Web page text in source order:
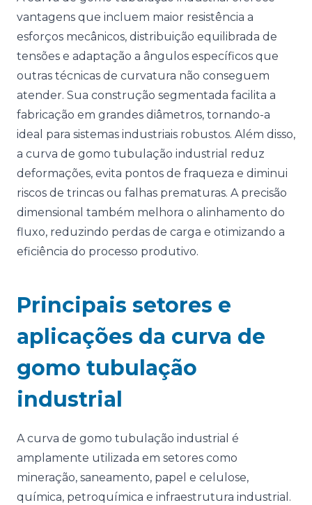
vantagens que incluem maior resistência a
esforços mecânicos, distribuição equilibrada de
tensões e adaptação a ângulos específicos que
outras técnicas de curvatura não conseguem
atender. Sua construção segmentada facilita a
fabricação em grandes diâmetros, tornando-a
ideal para sistemas industriais robustos. Além disso,
a curva de gomo tubulação industrial reduz
deformações, evita pontos de fraqueza e diminui
riscos de trincas ou falhas prematuras. A precisão
dimensional também melhora o alinhamento do
fluxo, reduzindo perdas de carga e otimizando a
eficiência do processo produtivo.
Principais setores e
aplicações da curva de
gomo tubulação
industrial
A curva de gomo tubulação industrial é
amplamente utilizada em setores como
mineração, saneamento, papel e celulose,
química, petroquímica e infraestrutura industrial.